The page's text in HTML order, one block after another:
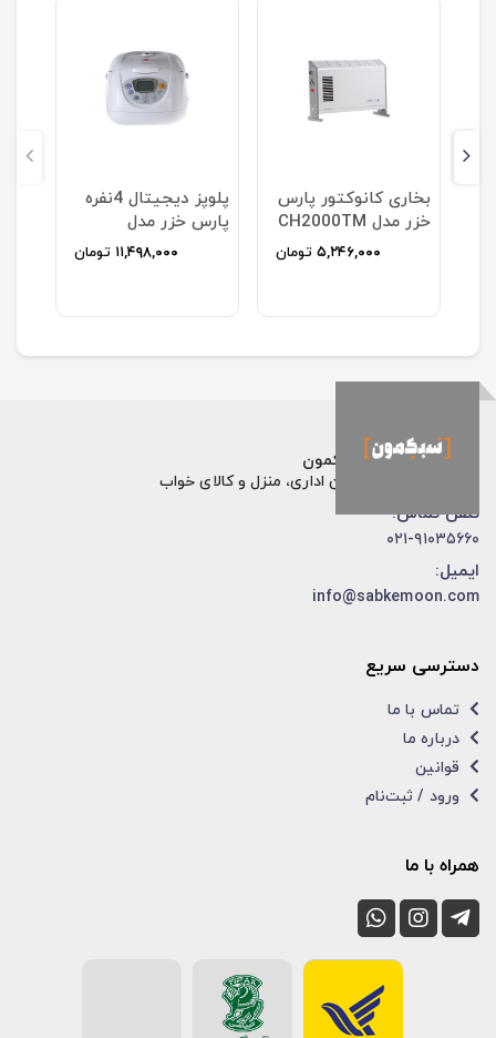
پلوپز دیجیتال 4نفره
پارس خزر مدل
DMC101۱۱,۴۹۸,۰۰۰ تومان
بخاری کانوکتور پارس
خزر مدل CH2000TM
۵,۲۴۶,۰۰۰ تومان
فروشگاه اینترنتی سبکمون
فروش تخصصی مبلمان اداری، منزل و کالای خواب
تلفن تماس:
۰۲۱-۹۱۰۳۵۶۶۰
ایمیل:
info@sabkemoon.com
دسترسی سریع
تماس با ما
درباره ما
قوانین
ورود / ثبت‌نام
همراه با ما